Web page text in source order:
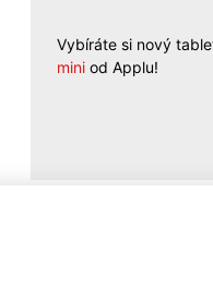
Vybíráte si nový
mini od Applu!